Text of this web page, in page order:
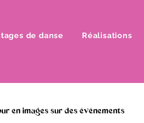
de danse Réalisations
en images sur des événements